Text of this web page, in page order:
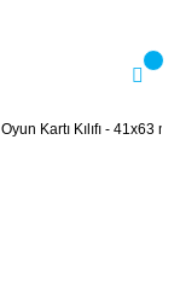
Oyun Kartı Kılıfı - 41x63